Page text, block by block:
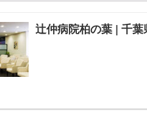
辻仲病院柏の葉 | 千